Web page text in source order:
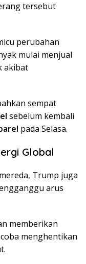
tersebut
perubahan
mulai menjual
akibat
sempat
sebelum kembali
pada Selasa.
Global
Trump juga
arus
memberikan
menghentikan